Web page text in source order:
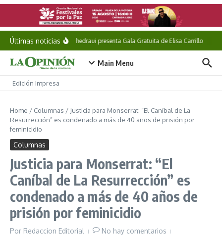
Saltar al contenido
Últimas noticiasPepe Chedraui presenta Gala Gratuita de Elisa Carrillo
Main Menu
Edición Impresa
Home / Columnas / Justicia para Monserrat: “El Caníbal de La
Resurrección” es condenado a más de 40 años de prisión por
feminicidio
Columnas
Justicia para Monserrat: “El
Caníbal de La Resurrección” es
condenado a más de 40 años de
prisión por feminicidio
Por Redaccion Editorial
No hay comentarios